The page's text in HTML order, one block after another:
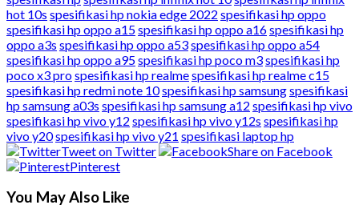
hot 10s spesifikasi hp nokia edge 2022 spesifikasi hp oppo
spesifikasi hp oppo a15spesifikasi hp oppo a16spesifikasi hp
oppo a3s spesifikasi hp oppo a53spesifikasi hp oppo a54
spesifikasi hp oppo a95spesifikasi hp poco m3spesifikasi hp
poco x3 prospesifikasi hp realmespesifikasi hp realme c15
spesifikasi hp redmi note 10spesifikasi hp samsungspesifikasi
hp samsung a03s spesifikasi hp samsung a12 spesifikasi hp vivo
spesifikasi hp vivo y12 spesifikasi hp vivo y12s spesifikasi hp
vivo y20spesifikasi hp vivo y21 spesifikasi laptop hp
Tweet on Twitter
Share on Facebook
Pinterest
You May Also Like